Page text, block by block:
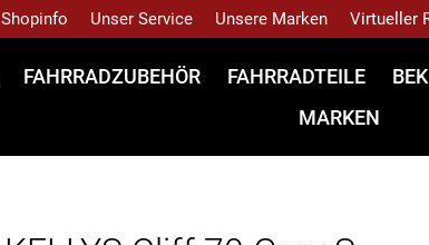
Shopinfo Unser Service Unsere Marken Virtueller
FAHRRADZUBEHÖR FAHRRADTEILE
MARKEN